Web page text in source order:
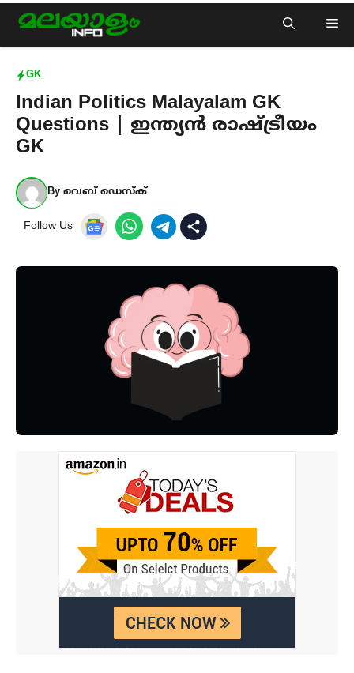
Skip
GK
Indian Politics Malayalam GK
Questions | ഇന്ത്യൻ രാഷ്ട്രീയം
GK
By വെബ് ഡെസ്ക്
Follow Us